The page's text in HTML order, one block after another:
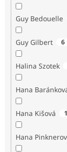
Guy Bedouelle
Guy Gilbert 6
Halina Szotek
Hana
Hana Kišová 1
Hana